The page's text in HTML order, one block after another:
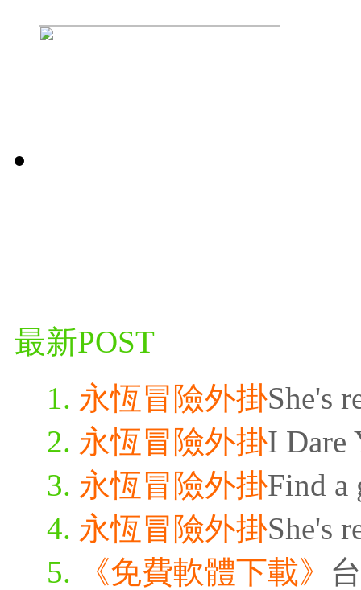
最新POST
永恆冒險外掛She's
永恆冒險外掛I Dare
永恆冒險外掛Find a
永恆冒險外掛She's
《免費軟體下載》